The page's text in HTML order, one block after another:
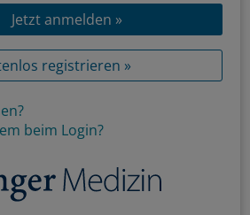
Jetzt anmelden »
registrieren »
beim Login?